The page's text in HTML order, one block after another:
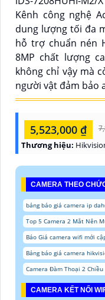
Kênh công nghệ
dung lượng tối đa
hỗ trợ chuẩn nén
8MP chất lượng
không chỉ vậy mà
người vật đảm bảo
5,523,000 ₫
Thương hiệu:
CAMERA THEO
bảng báo giá camera ip
Top 5 Camera 2 Mắt Nên
Báo Giá camera wifi mới
Bảng báo giá camera
Camera Đàm Thoại 2 Chiều
CAMERA KẾT NỐI